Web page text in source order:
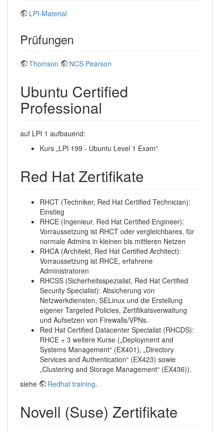
LPI-Material
Prüfungen
Thomson NCS Pearson
Ubuntu Certified
Professional
auf LPI 1 aufbauend:
Kurs „LPI 199 - Ubuntu Level 1 Exam“
Red Hat Zertifikate
RHCT (Techniker, Red Hat Certified Technician):
Einstieg
RHCE (Ingenieur, Red Hat Certified Engineer):
Vorraussetzung ist RHCT oder vergleichbares, für
normale Admins in kleinen bis mittleren Netzen
RHCA (Architekt, Red Hat Certified Architect):
Vorraussetzung ist RHCE, erfahrene
Administratoren
RHCSS (Sicherheitsspezialist, Red Hat Certified
Security Specialist): Absicherung von
Netzwerkdiensten, SELinux und die Erstellung
eigener Targeted Policies, Zertifikatsverwaltung
und Aufsetzen von Firewalls/VPNs.
Red Hat Certified Datacenter Specialist (RHCDS):
RHCE + 3 weitere Kurse („Deployment and
Systems Management“ (EX401), „Directory
Services and Authentication“ (EX423) sowie
„Clustering and Storage Management“ (EX436)).
siehe
Redhat training.
Novell (Suse) Zertifikate